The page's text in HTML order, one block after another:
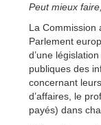
Peut mieux
La Commission
Parlement
d’une
publiques des
concernant
d’affaires, le
payés) dans